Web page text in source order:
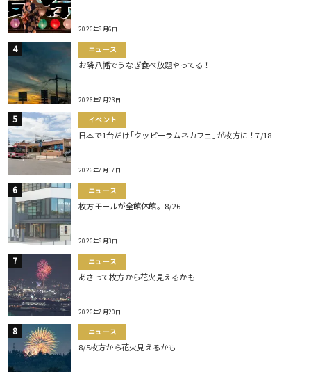
2026年8月6日
ニュース
お隣八幡でうなぎ食べ放題やってる！
2026年7月23日
イベント
日本で1台だけ｢クッピーラムネカフェ｣が枚方に！7/18
2026年7月17日
ニュース
枚方モールが全館休館。8/26
2026年8月3日
ニュース
あさって枚方から花火見えるかも
2026年7月20日
ニュース
8/5枚方から花火見えるかも